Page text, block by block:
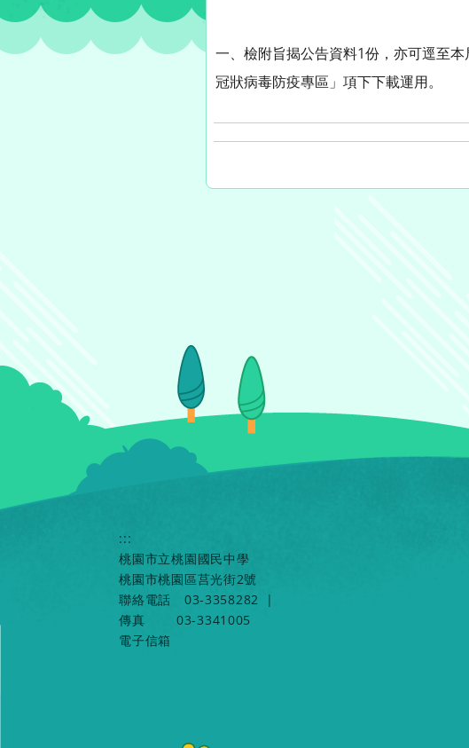
一、檢附旨揭公告資料1份，亦可逕至
冠狀病毒防疫專區」項下下載運用。
:::
桃園市立桃園國民中學
桃園市桃園區莒光街2號
聯絡電話
03-3358282
|
傳真
03-3341005
電子信箱